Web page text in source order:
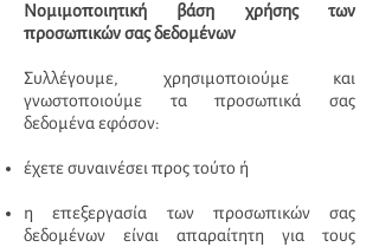
Νομιμοποιητική βάση χρήσης των
προσωπικών σας δεδομένων
Συλλέγουμε, χρησιμοποιούμε και
γνωστοποιούμε τα προσωπικά σας
δεδομένα εφόσον:
έχετε συναινέσει προς τούτο ή
η επεξεργασία των προσωπικών σας
δεδομένων είναι απαραίτητη για τους